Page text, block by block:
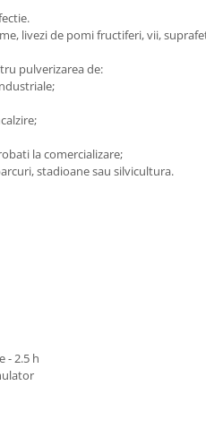
livezi de pomi fructiferi, vii,
pulverizarea de:
la comercializare;
stadioane sau silvicultura.
- 2.5 h